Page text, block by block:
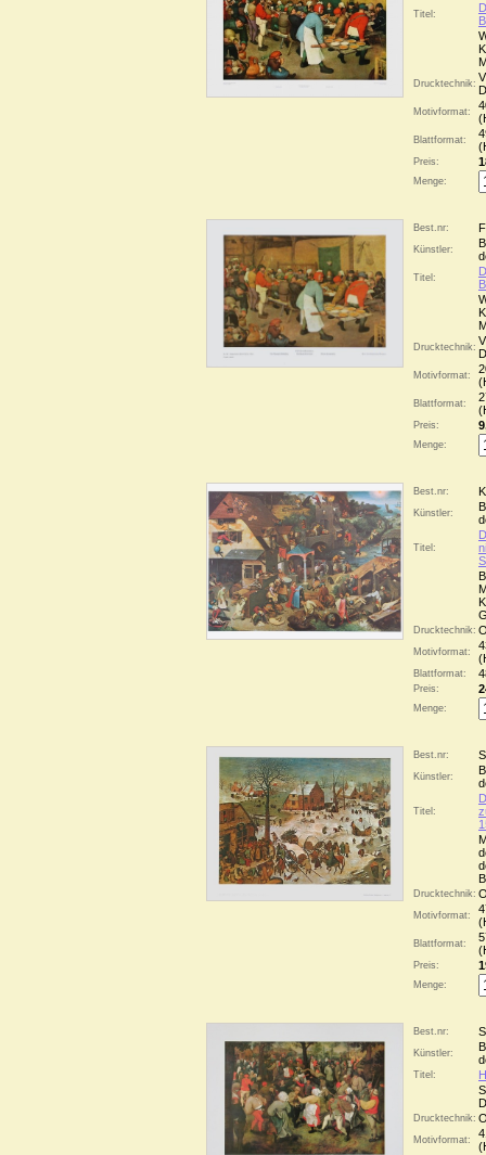
Titel:
Drucktechnik:
Motivformat:
Blattformat:
Preis:
Menge:
Best.nr:
Künstler:
Titel:
Drucktechnik:
Motivformat:
Blattformat:
Preis:
Menge:
Best.nr:
Künstler:
Titel:
Drucktechnik:
Motivformat:
Blattformat:
Preis:
Menge:
Best.nr:
Künstler:
Titel:
Drucktechnik:
Motivformat:
Blattformat:
Preis:
Menge:
Best.nr:
Künstler:
Titel:
Drucktechnik:
Motivformat: